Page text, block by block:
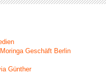
Geschäft Berlin
Günther